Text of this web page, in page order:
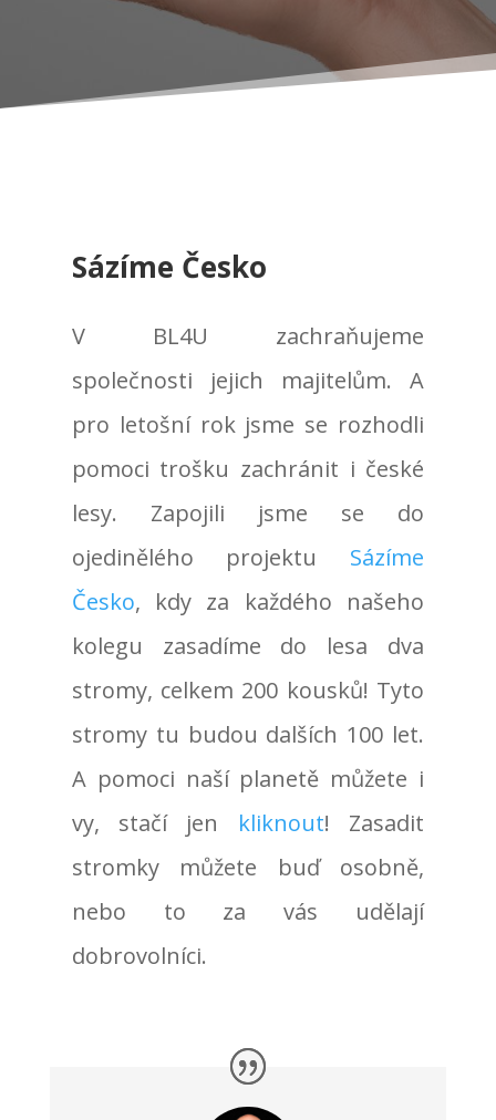
Sázíme Česko
V BL4U zachraňujeme
společnosti jejich majitelům. A
pro letošní rok jsme se rozhodli
pomoci trošku zachránit i české
lesy. Zapojili jsme se do
ojedinělého projektu Sázíme
Česko, kdy za každého našeho
kolegu zasadíme do lesa dva
stromy, celkem 200 kousků! Tyto
stromy tu budou dalších 100 let.
A pomoci naší planetě můžete i
vy, stačí jen kliknout! Zasadit
stromky můžete buď osobně,
nebo to za vás udělají
dobrovolníci.